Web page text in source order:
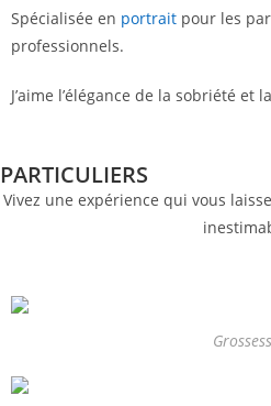
Spécialisée en portrait pour les
professionnels.
J’aime l’élégance de la sobriété
PARTICULIERS​
Vivez une expérience qui vous